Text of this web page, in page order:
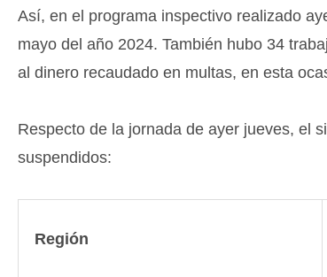
Así, en el programa inspectivo realizado
mayo del año 2024. También hubo 34
al dinero recaudado en multas, en esta
Respecto de la jornada de ayer jueves, el
suspendidos:
Región